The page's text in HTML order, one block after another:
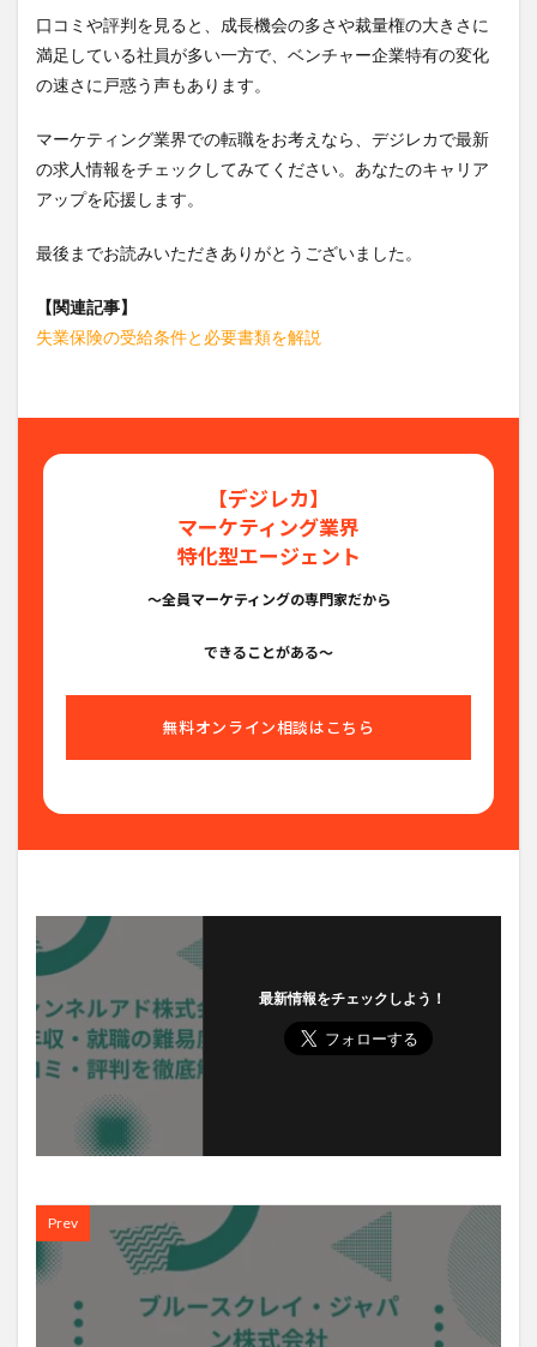
口コミや評判を見ると、成長機会の多さや裁量権の大きさに
満足している社員が多い一方で、ベンチャー企業特有の変化
の速さに戸惑う声もあります。
マーケティング業界での転職をお考えなら、デジレカで最新
の求人情報をチェックしてみてください。あなたのキャリア
アップを応援します。
最後までお読みいただきありがとうございました。
【関連記事】
失業保険の受給条件と必要書類を解説
【デジレカ】
マーケティング業界
特化型エージェント
〜全員マーケティングの専門家だから
できることがある〜
無料オンライン相談はこちら
最新情報をチェックしよう！
Prev